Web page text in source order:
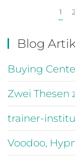
1
Blog
Buying
Zwei Thesen
trainer-
Voodoo,